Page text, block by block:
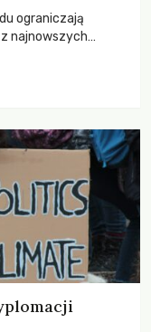
ograniczają
najnowszych
historii. Jakie będą